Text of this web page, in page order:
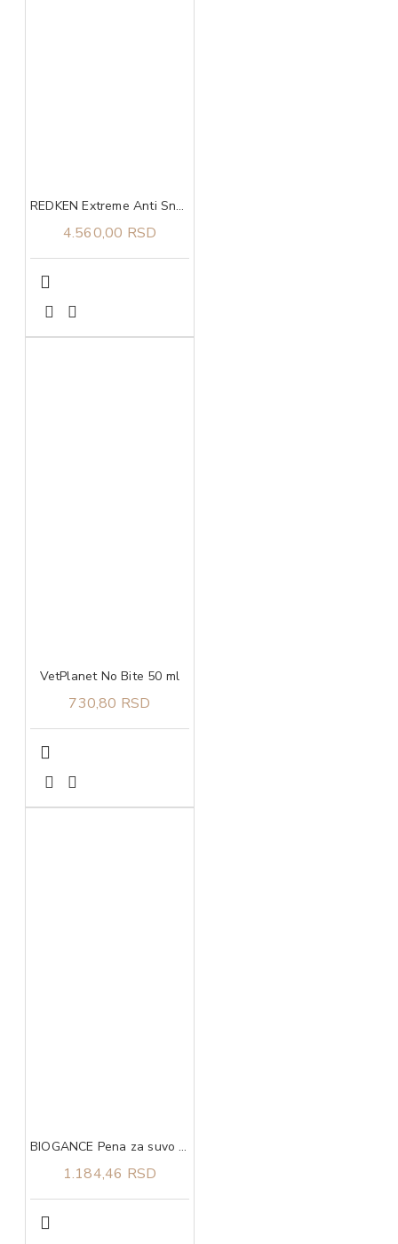
REDKEN Extreme Anti Snap tretman 250 ml
4.560,00 RSD
VetPlanet No Bite 50 ml
730,80 RSD
BIOGANCE Pena za suvo pranje kod pasa No Rinse Foamer Dog 200ml
1.184,46 RSD